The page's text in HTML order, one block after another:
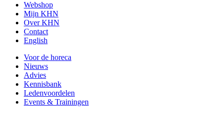
Webshop
Mijn KHN
Over KHN
Contact
English
Voor de horeca
Nieuws
Advies
Kennisbank
Ledenvoordelen
Events & Trainingen